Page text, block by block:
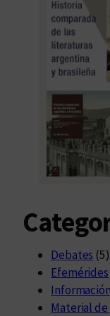
a
s
Debates (5)
Efemérides
Material de